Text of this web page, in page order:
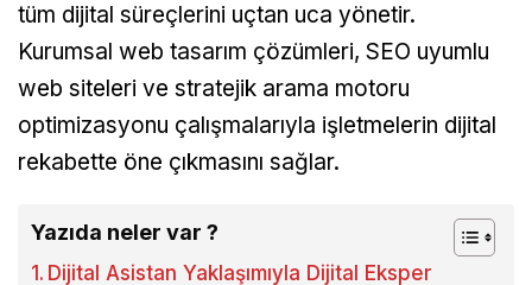
tüm dijital süreçlerini uçtan uca yönetir.
Kurumsal web tasarım çözümleri, SEO uyumlu
web siteleri ve stratejik arama motoru
optimizasyonu çalışmalarıyla işletmelerin dijital
rekabette öne çıkmasını sağlar.
Yazıda neler var ?
Dijital Asistan Yaklaşımıyla Dijital Eksper